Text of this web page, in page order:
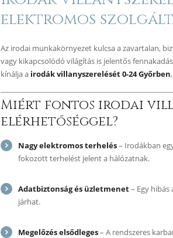
elektromos
Az irodai munkakörnyezet kulcsa a zavartalan,
vagy kikapcsolódó világítás is jelentős
kínálja a irodák villanyszerelését 0-24 Győrben
Miért fontos irodai
elérhetőséggel?
Nagy elektromos terhelés– Irodákban
fokozott terhelést jelent a hálózatnak.
Adatbiztonság és üzletmenet– Egy hibás
járhat.
Megelőzés elsődleges– A rendszeres